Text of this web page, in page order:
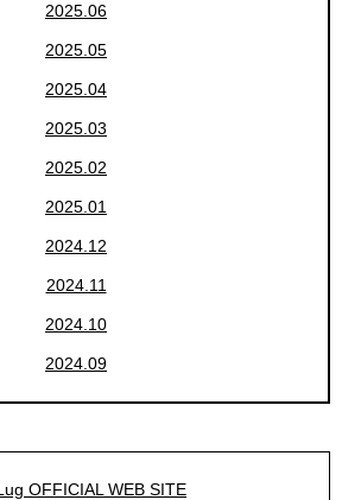
2025.06
2025.05
2025.04
2025.03
2025.02
2025.01
2024.12
2024.11
2024.10
2024.09
OFFICIAL WEB SITE